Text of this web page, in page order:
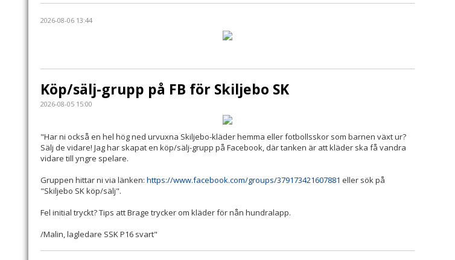
2026-08-06 13:44
Köp/sälj-grupp på FB för Skiljebo SK
2026-08-05 15:00
"Har ni också en hel hög ned urvuxna Skiljebo-kläder hemma eller fotbollsskor som barnen växt ur?
Sälj de vidare! Jag har skapat en köp/sälj-grupp på Facebook, där tanken är att kläder ska få vandra
vidare till yngre spelare.
Gruppen hittar ni via länken: https://www.facebook.com/groups/379173421607881 eller sök på
"Skiljebo SK köp/sälj".
Fel initial tryckt? Tips att Brage trycker om kläder för nån hundralapp.
/Malin, lagledare SSK P16 svart"